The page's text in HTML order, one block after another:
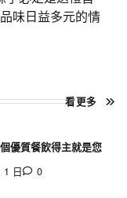
味日益多元的情
看更多
優質餐飲得主就是您
1 日 0